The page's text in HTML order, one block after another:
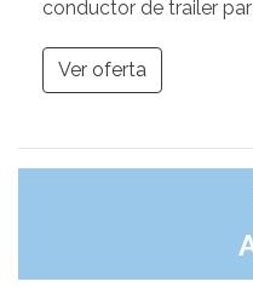
conductor de trailer
Ver oferta